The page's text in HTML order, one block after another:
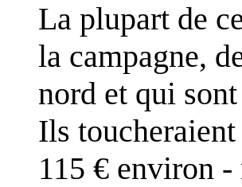
La plupart de
la campagne,
nord et qui
Ils
115 € environ -